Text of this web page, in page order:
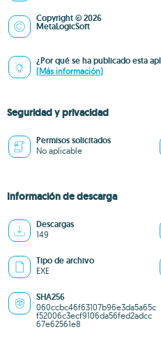
Copyright © 2026
MetaLogicSoft
¿Por qué se ha publicado esta
(Más información)
Seguridad y privacidad
Permisos solicitados
No aplicable
Información de descarga
Descargas
149
Tipo de archivo
EXE
SHA256
060ccbc46f63107b96e3da5a65c
f52006c3ecf9106da56fed2adcc
67e62561e8